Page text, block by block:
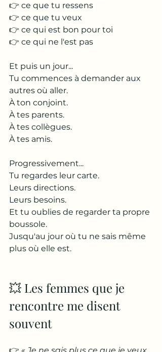
👉 ce que tu ressens
👉 ce que tu veux
👉 ce qui est bon pour toi
👉 ce qui ne l'est pas
Et puis un jour...
Tu commences à demander aux
autres où aller.
À ton conjoint.
À tes parents.
À tes collègues.
À tes amis.
Progressivement...
Tu regardes leur carte.
Leurs directions.
Leurs besoins.
Et tu oublies de regarder ta propre
boussole.
Jusqu'au jour où tu ne sais même
plus où elle est.
💥 Les femmes que je
rencontre me disent
souvent